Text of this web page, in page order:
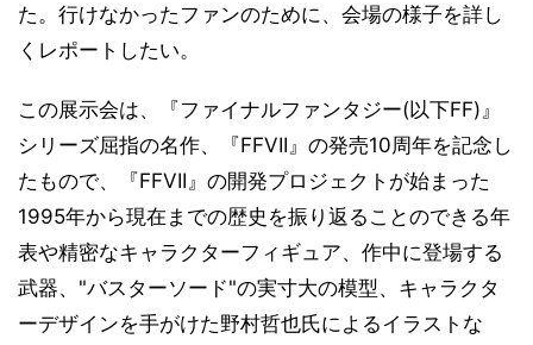
た。行けなかったファンのために、会場の様子を詳し
くレポートしたい。
この展示会は、『ファイナルファンタジー(以下FF)』
シリーズ屈指の名作、『FFVII』の発売10周年を記念し
たもので、『FFVII』の開発プロジェクトが始まった
1995年から現在までの歴史を振り返ることのできる年
表や精密なキャラクターフィギュア、作中に登場する
武器、"バスターソード"の実寸大の模型、キャラクタ
ーデザインを手がけた野村哲也氏によるイラストな